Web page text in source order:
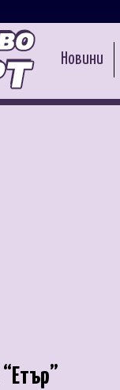
Новини